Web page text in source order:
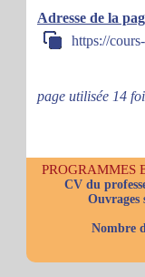
Adresse de la
https://
page utilisée 14
PROGRAMMES
CV du
Ouvrages
Nombre